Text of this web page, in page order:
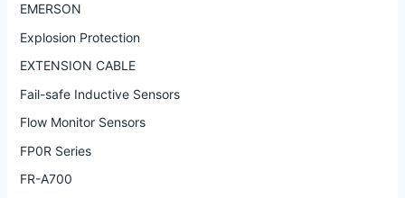
EMERSON
Explosion Protection
EXTENSION CABLE
Fail-safe Inductive Sensors
Flow Monitor Sensors
FP0R Series
FR-A700